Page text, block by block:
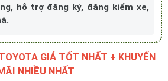
hỗ trợ đăng ký, đăng kiểm xe,
GIÁ TỐT NHẤT + KHUYẾN
NHIỀU NHẤT